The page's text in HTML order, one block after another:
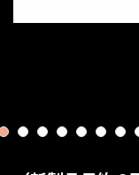
1 2 3 4 5 6 7